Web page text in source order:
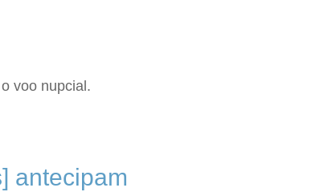
voo nupcial.
antecipam